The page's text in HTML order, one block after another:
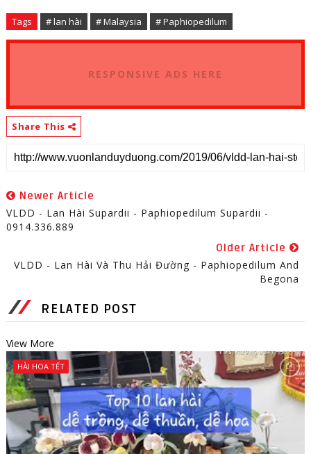
Tags # lan hài # Malaysia # Paphiopedilum
RESPONSIVE ADS HERE
Share This
Newer Article
VLDD - Lan Hài Supardii - Paphiopedilum Supardii -
0914.336.889
Older Article
VLDD - Lan Hài Và Thu Hải Đường - Paphiopedilum And
Begona
RELATED POST
View More
HÀI HOA TẾT